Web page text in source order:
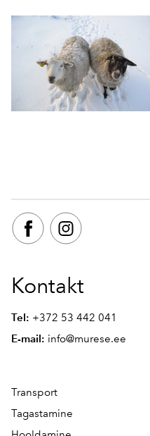
Kontakt
Tel: +372 53 442 041
E-mail: info@murese.ee
Transport
Tagastamine